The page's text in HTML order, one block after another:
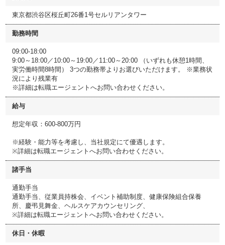
東京都渋谷区桜丘町26番1号セルリアンタワー
勤務時間
09:00-18:00
9:00～18:00／10:00～19:00／11:00～20:00 （いずれも休憩1時間、
実労働時間8時間） 3つの勤務帯よりお選びいただけます。 ※業務状
況により残業有
※詳細は転職エージェントへお問い合わせください。
給与
想定年収：600-800万円
※経験・能力等を考慮し、当社規定にて優遇します。
※詳細は転職エージェントへお問い合わせください。
諸手当
通勤手当
通勤手当、従業員持株会、イベント補助制度、健康保険組合保養
所、慶弔見舞金、ヘルスケアカウンセリング、
※詳細は転職エージェントへお問い合わせください。
休日・休暇